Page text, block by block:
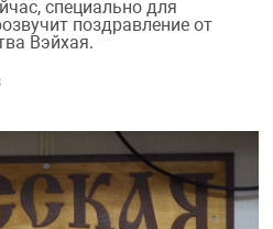
специально для
поздравление от
Вэйхая.